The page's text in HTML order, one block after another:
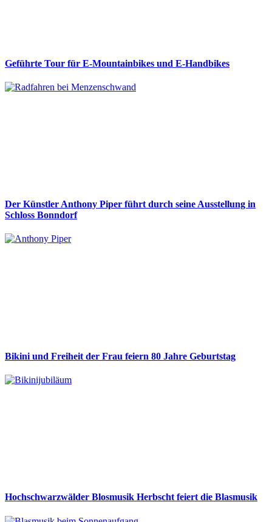
Geführte Tour für E-Mountainbikes und E-Handbikes
Der Künstler Anthony Piper führt durch seine Ausstellung in
Schloss Bonndorf
Bikini und Freiheit der Frau feiern 80 Jahre Geburtstag
Hochschwarzwälder Blosmusik Herbscht feiert die Blasmusik